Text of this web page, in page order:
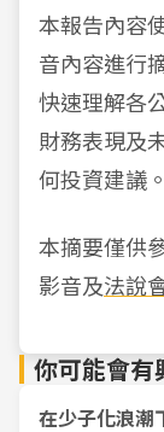
本報告內容
音內容進行
快速理解各
財務表現及
何投資建議。
本摘要僅供
影音及法說
你可能會有
在少子化浪潮